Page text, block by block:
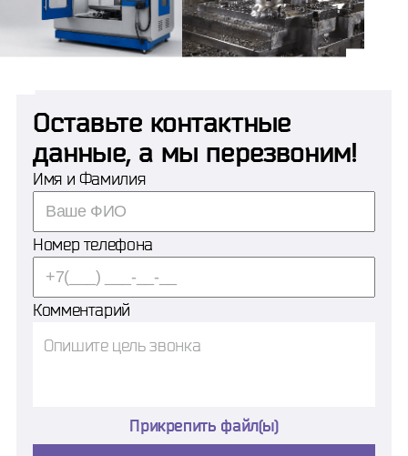
Оставьте контактные
данные, а мы перезвоним!
Имя и Фамилия
Номер телефона
Комментарий
Прикрепить файл(ы)